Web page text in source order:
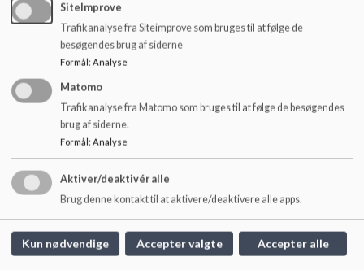
Om eftermiddagen er aktiviteterne bestemmende for
gruppedannelsen.
Målgruppen er normalt begavede børn fra 0. til 6.
specifikke indlæringsvanskeligheder. Det er normalt
begavede børn, der ofte kan
have opmærksomhedsforstyrrelser og hvis vanskeligheder
er af en sådan karakter, at der ikke i den almene folkeskole
har kunnet etableres det læringsmiljø, de har behov for.
Generelt er der tale om børn med sammensatte
vanskeligheder. Flere er udredt på børnepsykiatrisk
afdeling og har primært diagnoser som ADHD og ADD.
SAMARBEJDSPARTER:
Vi samarbejder med PPR (Pædagogisk psykologisk
SiteImprove
Trafikanalyse fra Siteimprove som bruges til at følge de
besøgendes brug af siderne
Formål: Analyse
Matomo
Trafikanalyse fra Matomo som bruges til at følge de besøgendes
brug af siderne.
Formål: Analyse
Aktiver/deaktivér alle
Brug denne kontakt til at aktivere/deaktivere alle apps.
Kun nødvendige Accepter valgte Accepter alle